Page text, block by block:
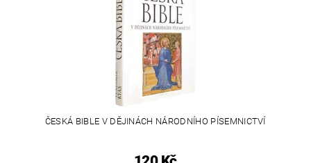
ČESKÁ BIBLE V DĚJINÁCH NÁRODNÍHO PÍSEMNICTVÍ